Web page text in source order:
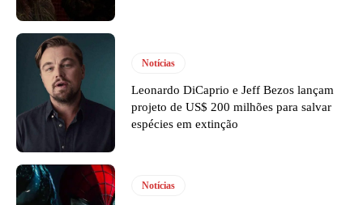
Notícias
Leonardo DiCaprio e Jeff Bezos lançam
projeto de US$ 200 milhões para salvar
espécies em extinção
Notícias